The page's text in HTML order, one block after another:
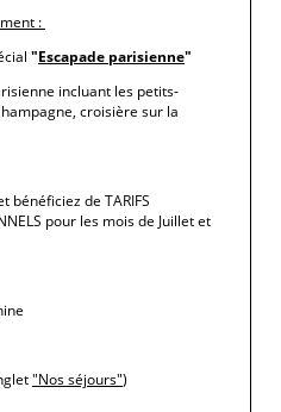
:
"Escapade parisienne"
incluant les petits-
croisière sur la
bénéficiez de TARIFS
pour les mois de Juillet et
"Nos séjours")